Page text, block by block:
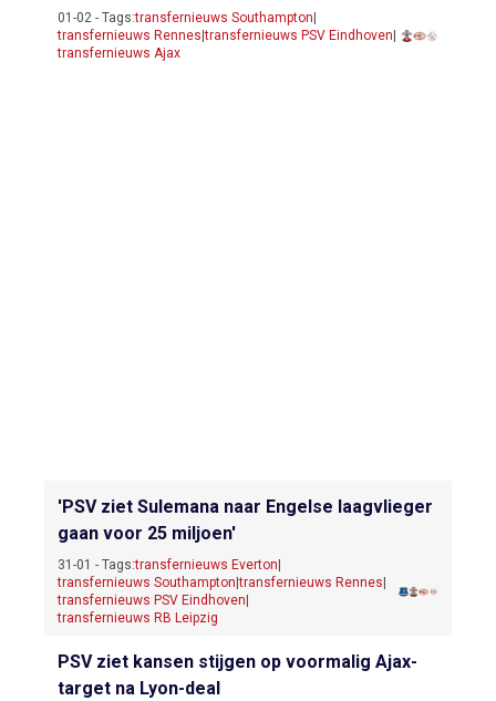
01-02 - Tags:transfernieuws Southampton
transfernieuws Rennes |transfernieuws PSV Eindhoven
transfernieuws Ajax
'PSV ziet Sulemana naar Engelse laagvlieger
gaan voor 25 miljoen'
31-01 - Tags:transfernieuws Everton
transfernieuws Southampton |transfernieuws Rennes
transfernieuws PSV Eindhoven
transfernieuws RB Leipzig
PSV ziet kansen stijgen op voormalig Ajax-
target na Lyon-deal